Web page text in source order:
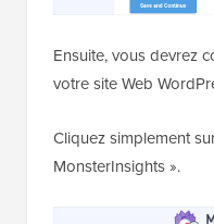
Ensuite, vous devrez
votre site Web
Cliquez simplement
MonsterInsights ».